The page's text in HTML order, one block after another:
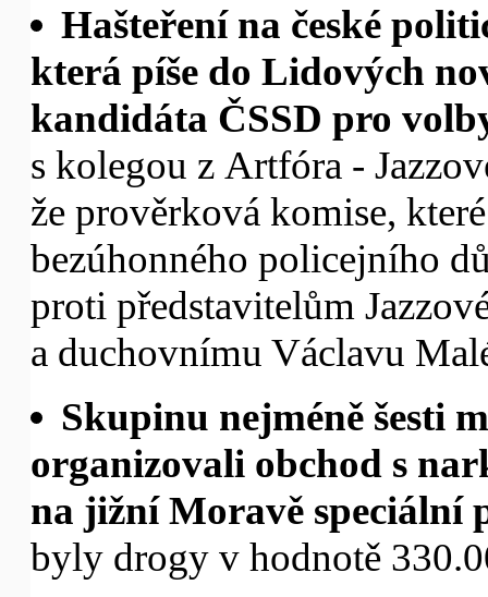
Hašteření na české
která píše do Lidových
kandidáta ČSSD pro
s kolegou z Artfóra -
že prověrková komise,
bezúhonného policejního
proti představitelům
a duchovnímu Václavu
Skupinu nejméně šesti
organizovali obchod s
na jižní Moravě speciální
byly drogy v hodnotě